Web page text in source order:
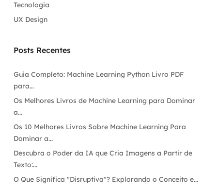
Tecnologia
UX Design
Posts Recentes
Guia Completo: Machine Learning Python Livro PDF
para...
Os Melhores Livros de Machine Learning para Dominar
a...
Os 10 Melhores Livros Sobre Machine Learning Para
Dominar a...
Descubra o Poder da IA que Cria Imagens a Partir de
Texto:...
O Que Significa "Disruptiva"? Explorando o Conceito e...